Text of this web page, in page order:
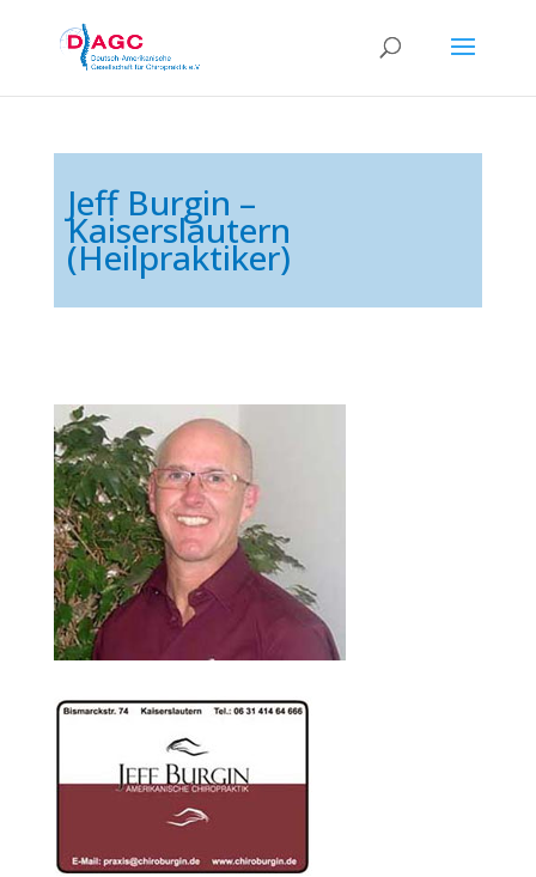
Jeff Burgin –
Kaiserslautern
(Heilpraktiker)